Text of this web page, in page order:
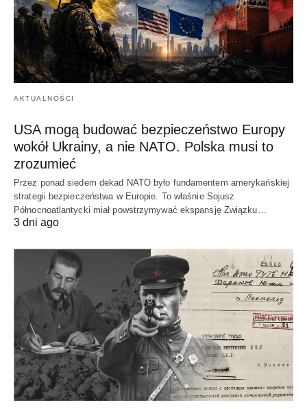
AKTUALNOŚCI
USA mogą budować bezpieczeństwo Europy
wokół Ukrainy, a nie NATO. Polska musi to
zrozumieć
Przez ponad siedem dekad NATO było fundamentem amerykańskiej
strategii bezpieczeństwa w Europie. To właśnie Sojusz
Północnoatlantycki miał powstrzymywać ekspansję Związku…
3 dni ago